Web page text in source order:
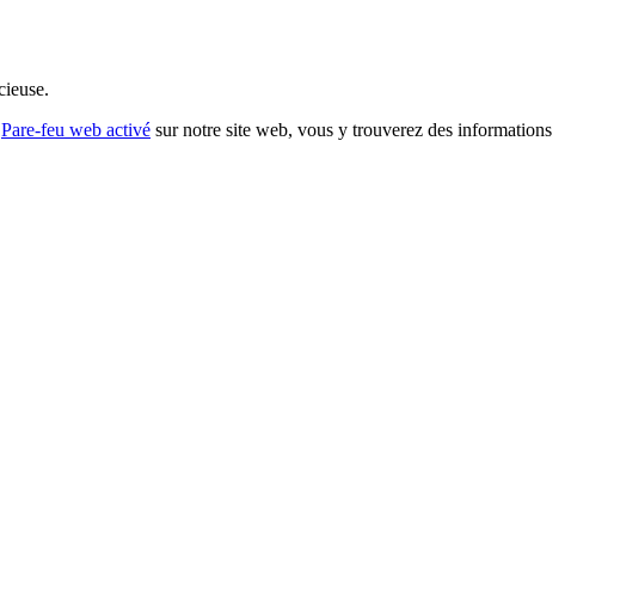
Pare-feu web activé sur notre site web, vous y trouverez des informations